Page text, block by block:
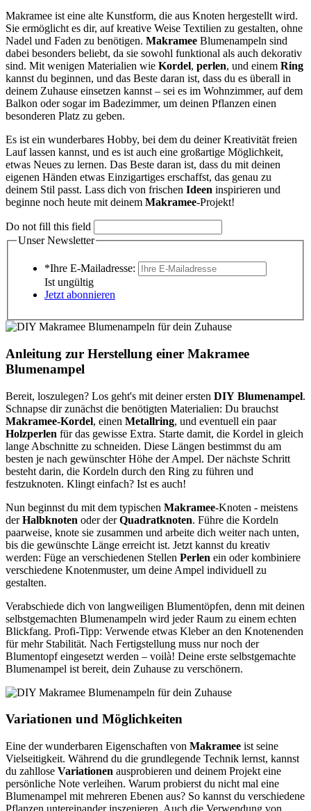
Makramee ist eine alte Kunstform, die aus Knoten hergestellt wird.
Sie ermöglicht es dir, auf kreative Weise Textilien zu gestalten, ohne
Nadel und Faden zu benötigen. Makramee Blumenampeln sind
dabei besonders beliebt, da sie sowohl funktional als auch dekorativ
sind. Mit wenigen Materialien wie Kordel, perlen, und einem Ring
kannst du beginnen, und das Beste daran ist, dass du es überall in
deinem Zuhause einsetzen kannst – sei es im Wohnzimmer, auf dem
Balkon oder sogar im Badezimmer, um deinen Pflanzen einen
besonderen Platz zu geben.
Es ist ein wunderbares Hobby, bei dem du deiner Kreativität freien
Lauf lassen kannst, und es ist auch eine großartige Möglichkeit,
etwas Neues zu lernen. Das Beste daran ist, dass du mit deinen
eigenen Händen etwas Einzigartiges erschaffst, das genau zu
deinem Stil passt. Lass dich von frischen Ideen inspirieren und
beginne noch heute mit deinem Makramee-Projekt!
Do not fill this field
Unser Newsletter
*Ihre E-Mailadresse:
Ist ungültig
Jetzt abonnieren
Anleitung zur Herstellung einer Makramee
Blumenampel
Bereit, loszulegen? Los geht's mit deiner ersten DIY Blumenampel.
Schnapse dir zunächst die benötigten Materialien: Du brauchst
Makramee-Kordel, einen Metallring, und eventuell ein paar
Holzperlen für das gewisse Extra. Starte damit, die Kordel in gleich
lange Abschnitte zu schneiden. Diese Längen bestimmst du am
besten je nach gewünschter Höhe der Ampel. Der nächste Schritt
besteht darin, die Kordeln durch den Ring zu führen und
festzuknoten. Klingt einfach? Ist es auch!
Nun beginnst du mit dem typischen Makramee-Knoten - meistens
derHalbknoten oder derQuadratknoten. Führe die Kordeln
paarweise, knote sie zusammen und arbeite dich weiter nach unten,
bis die gewünschte Länge erreicht ist. Jetzt kannst du kreativ
werden: Füge an verschiedenen Stellen Perlen ein oder kombiniere
verschiedene Knotenmuster, um deine Ampel individuell zu
gestalten.
Verabschiede dich von langweiligen Blumentöpfen, denn mit deinen
selbstgemachten Blumenampeln wird jeder Raum zu einem echten
Blickfang. Profi-Tipp: Verwende etwas Kleber an den Knotenenden
für mehr Stabilität. Nach Fertigstellung muss nur noch der
Blumentopf eingesetzt werden – voilà! Deine erste selbstgemachte
Blumenampel ist bereit, dein Zuhause zu verschönern.
Variationen und Möglichkeiten
Eine der wunderbaren Eigenschaften von Makramee ist seine
Vielseitigkeit. Während du die grundlegende Technik lernst, kannst
du zahllose Variationen ausprobieren und deinem Projekt eine
persönliche Note verleihen. Warum probierst du nicht mal eine
Blumenampel mit mehreren Ebenen aus? So kannst du verschiedene
Pflanzen untereinander inszenieren. Auch die Verwendung von